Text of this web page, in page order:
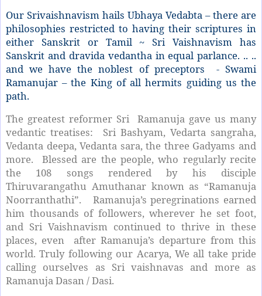
Our Srivaishnavism hails Ubhaya Vedabta – there are
philosophies restricted to having their scriptures in
either Sanskrit or Tamil ~ Sri Vaishnavism has
Sanskrit and dravida vedantha in equal parlance. .. ..
and we have the noblest of preceptors - Swami
Ramanujar – the King of all hermits guiding us the
path.
The greatest reformer Sri
Ramanuja gave us many
vedantic treatises:
Sri Bashyam, Vedarta sangraha,
Vedanta deepa, Vedanta sara, the three Gadyams and
more.
Blessed are the people, who regularly recite
the 108 songs rendered by his disciple
Thiruvarangathu Amuthanar known as “Ramanuja
Noorranthathi”.
Ramanuja’s peregrinations earned
him thousands of followers, wherever he set foot,
and Sri Vaishnavism continued to thrive in these
places, even
after Ramanuja’s departure from this
world. Truly following our Acarya, We all take pride
calling ourselves as Sri vaishnavas and more as
Ramanuja Dasan / Dasi.